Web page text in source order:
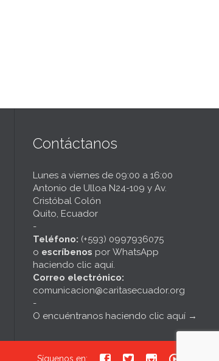
Contáctanos
Lunes a viernes de 09:00 a 16:00
Antonio de Ulloa N24-109 y Av.
Cristóbal Colón
Quito, Ecuador
-
Teléfono: (+593) 0997936075
o escríbenos por WhatsApp
haciendo clic aquí.
Correo electrónico:
comunicacion@caritasecuador.org
-
O encuéntranos haciendo clic aquí →
Síguenos en:    